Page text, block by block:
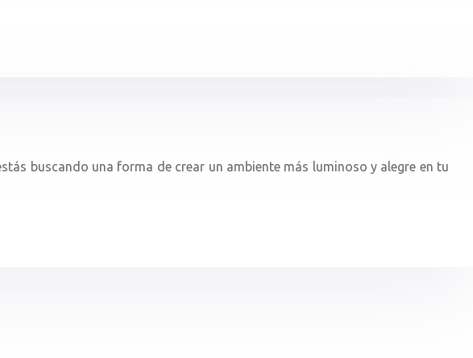
buscando una forma de crear un ambiente más luminoso y alegre en tu